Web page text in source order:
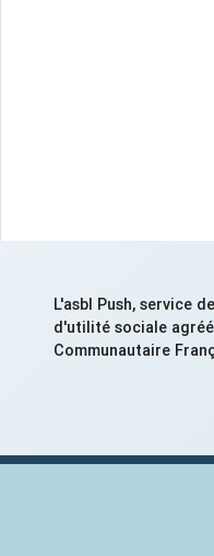
L'asbl Push, service
d'utilité sociale
Communautaire